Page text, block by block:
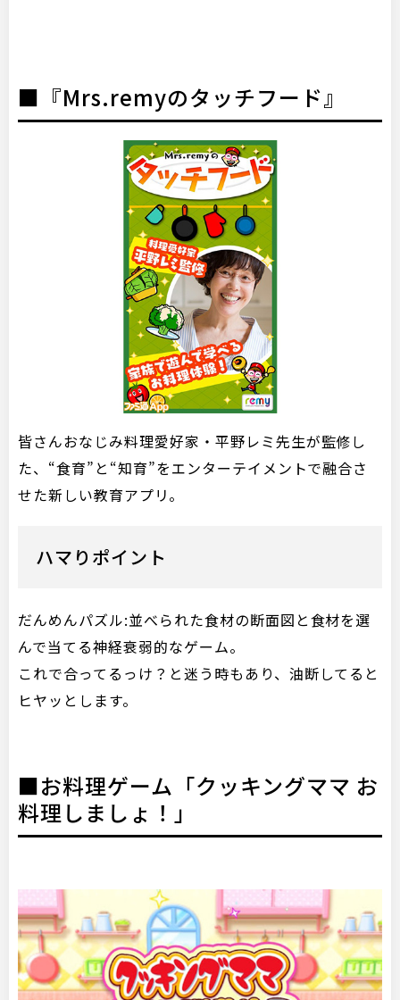
■『Mrs.remyのタッチフード』
皆さんおなじみ料理愛好家・平野レミ先生が監修し
た、“食育”と“知育”をエンターテイメントで融合さ
せた新しい教育アプリ。
ハマりポイント
だんめんパズル:並べられた食材の断面図と食材を選
んで当てる神経衰弱的なゲーム。
これで合ってるっけ？と迷う時もあり、油断してると
ヒヤッとします。
■お料理ゲーム「クッキングママ お
料理しましょ！」